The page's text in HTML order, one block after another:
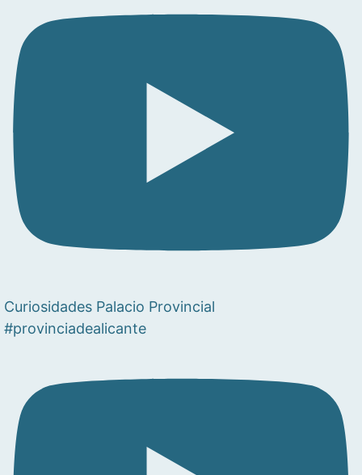
Curiosidades Palacio Provincial
#provinciadealicante